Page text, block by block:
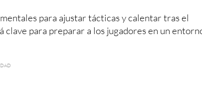
para ajustar tácticas y calentar tras el
para preparar a los jugadores en un